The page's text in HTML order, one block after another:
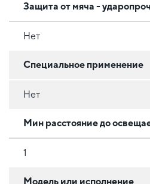
Защита от мяча -
Нет
Специальное применение
Нет
Мин расстояние до
1
Модель или исполнение